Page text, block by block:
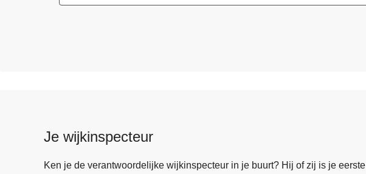
Je wijkinspecteur
Ken je de verantwoordelijke wijkinspecteur in je buurt? Hij of zij is je eerste